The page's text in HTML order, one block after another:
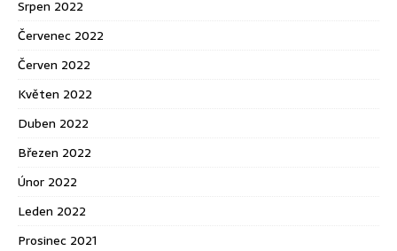
Srpen 2022
Červenec 2022
Červen 2022
Květen 2022
Duben 2022
Březen 2022
Únor 2022
Leden 2022
Prosinec 2021